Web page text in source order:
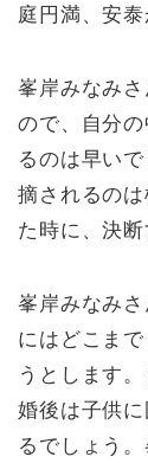
庭円満、安泰
峯岸みなみ
ので、自分
るのは早い
摘されるの
た時に、決断
峯岸みなみ
にはどこま
うとします
婚後は子供
るでしょう